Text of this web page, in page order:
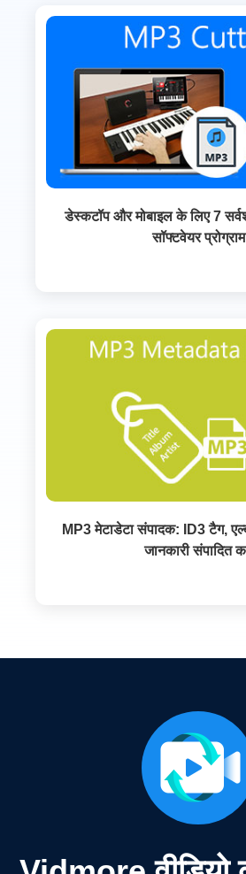
डेस्कटॉप और मोबाइल के लिए 7
सॉफ्टवेयर प्रोग्राम
MP3 मेटाडेटा संपादक: ID3 टैग,
जानकारी संपादित